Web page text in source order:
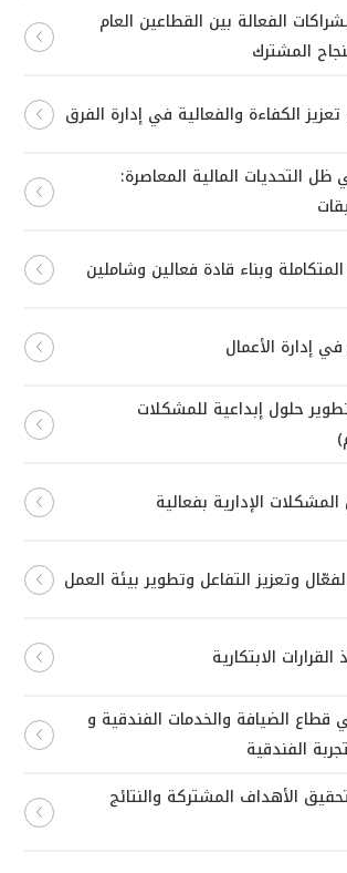
الفعالة بين القطاعين العام
المشترك
الكفاءة والفعالية في إدارة الفرق
ظل التحديات المالية المعاصرة:
وبناء قادة فعالين وشاملين
إدارة الأعمال
حلول إبداعية للمشكلات
المشكلات الإدارية بفعالية
وتعزيز التفاعل وتطوير بيئة العمل
القرارات الابتكارية
قطاع الضيافة والخدمات الفندقية و
الفندقية
الأهداف المشتركة والنتائج